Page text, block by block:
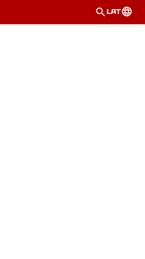
LAT